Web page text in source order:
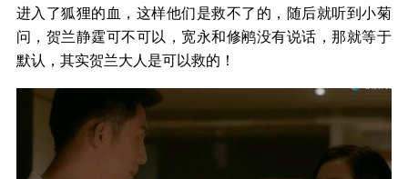
进入了狐狸的血，这样他们是救不了的，随后就听到小菊
问，贺兰静霆可不可以，宽永和修鹇没有说话，那就等于
默认，其实贺兰大人是可以救的！